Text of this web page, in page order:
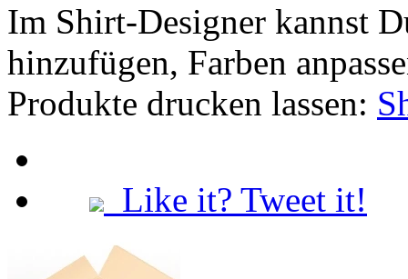
Im Shirt-Designer kannst
hinzufügen, Farben
Produkte drucken lassen:
Like it? Tweet it!